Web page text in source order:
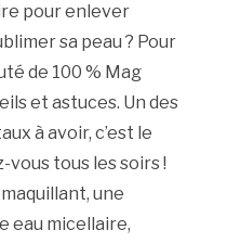
pour enlever
sa peau ? Pour
de 100 % Mag
et astuces. Un des
à avoir, c’est le
vous tous les soirs !
une
eau micellaire,